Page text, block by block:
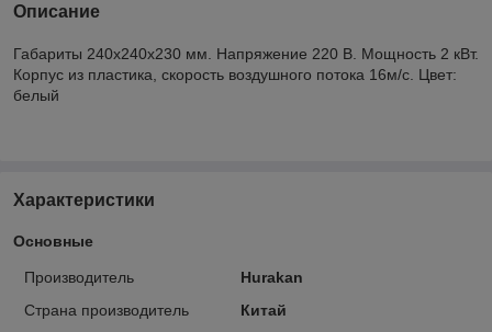
Описание
Габариты 240х240х230 мм. Напряжение 220 В. Мощность 2 кВт.
Корпус из пластика, скорость воздушного потока 16м/с. Цвет:
белый
Характеристики
Основные
Производитель
Hurakan
Страна производитель
Китай